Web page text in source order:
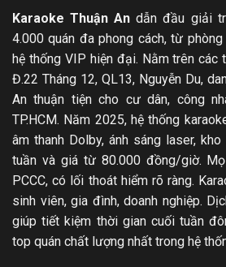
Karaoke Thuận An dẫn đầu giải
4.000 quán đa phong cách, từ
hệ thống VIP hiện đại. Nằm trên các
Đ.22 Tháng 12, QL13, Nguyễn Du,
An thuận tiện cho cư dân, công
TP.HCM. Năm 2025, hệ thống
âm thanh Dolby, ánh sáng laser,
tuần và giá từ 80.000 đồng/giờ.
PCCC, có lối thoát hiểm rõ ràng.
sinh viên, gia đình, doanh nghiệp.
giúp tiết kiệm thời gian cuối tuần
top quán chất lượng nhất trong hệ